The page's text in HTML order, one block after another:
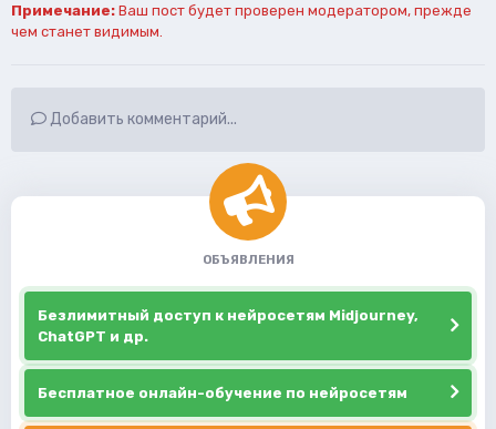
Примечание: Ваш пост будет проверен модератором, прежде
чем станет видимым.
Добавить комментарий...
ОБЪЯВЛЕНИЯ
Безлимитный доступ к нейросетям Midjourney,
ChatGPT и др.
Бесплатное онлайн-обучение по нейросетям